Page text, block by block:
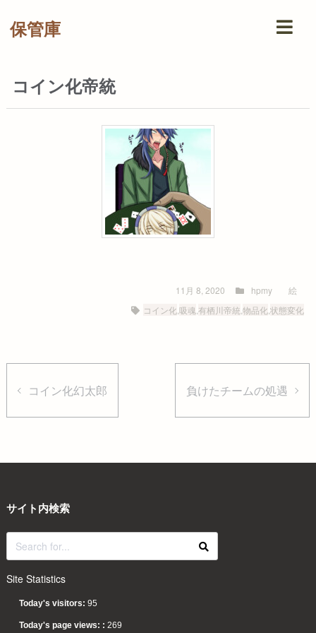
保管庫
コイン化帝統
11月 8, 2020 hpmy
絵
コイン化,吸魂 ,有栖川帝統 ,物品化,状態変化
コイン化幻太郎 負けたチームの処遇
サイト内検索
Site Statistics
Today's visitors: 95
Today's page views: : 269